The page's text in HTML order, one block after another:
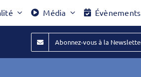
Média
Abonnez-vous à la